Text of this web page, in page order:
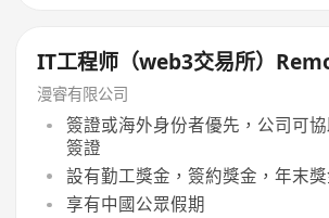
IT工程师（web3交易所）
漫睿有限公司
簽證或海外身份者優先，公司可
簽證
設有勤工獎金，簽約獎金，年末
享有中國公眾假期